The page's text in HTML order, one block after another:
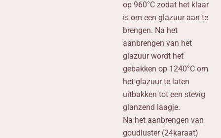
op 960°C zodat het klaar
is om een glazuur aan te
brengen. Na het
aanbrengen van het
glazuur wordt het
gebakken op 1240°C om
het glazuur te laten
uitbakken tot een stevig
glanzend laagje.
Na het aanbrengen van
goudluster (24karaat)